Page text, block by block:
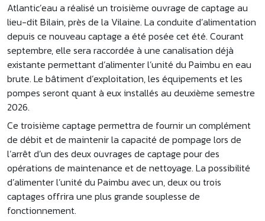
Atlantic’eau a réalisé un troisième ouvrage de captage au
lieu-dit Bilain, près de la Vilaine. La conduite d’alimentation
depuis ce nouveau captage a été posée cet été. Courant
septembre, elle sera raccordée à une canalisation déjà
existante permettant d’alimenter l’unité du Paimbu en eau
brute. Le bâtiment d’exploitation, les équipements et les
pompes seront quant à eux installés au deuxième semestre
2026.
Ce troisième captage permettra de fournir un complément
de débit et de maintenir la capacité de pompage lors de
l’arrêt d’un des deux ouvrages de captage pour des
opérations de maintenance et de nettoyage. La possibilité
d’alimenter l’unité du Paimbu avec un, deux ou trois
captages offrira une plus grande souplesse de
fonctionnement.